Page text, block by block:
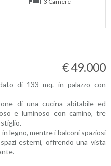
€ 49.000
di 133 mq. in palazzo con
di una cucina abitabile ed
e luminoso con camino, tre
legno, mentre i balconi spaziosi
esterni, offrendo una vista